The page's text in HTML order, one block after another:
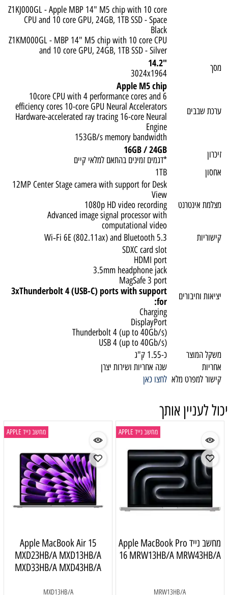
Z1KJ000GL - Apple MBP 14" M5 chip with 10 core
CPU and 10 core GPU, 24GB, 1TB SSD - Space
Black
Z1KM000GL - MBP 14" M5 chip with 10 core CPU
and 10 core GPU, 24GB, 1TB SSD - Silver
מסך
"14.2
3024x1964
ערכת שבבים
Apple M5 chip
10core CPU with 4 performance cores and 6
efficiency cores 10-core GPU Neural Accelerators
Hardware-accelerated ray tracing 16-core Neural
Engine
153GB/s memory bandwidth
זיכרון
16GB / 24GB
*דגמים זמינים בהתאם למלאי קיים
אחסון
1TB
מצלמת אינטרנט
12MP Center Stage camera with support for Desk
View
1080p HD video recording
Advanced image signal processor with
computational video
קישוריות
Wi‑Fi 6E (802.11ax) and Bluetooth 5.3
יציאות וחיבורים
SDXC card slot
HDMI port
3.5mm headphone jack
MagSafe 3 port
3xThunderbolt 4 (USB-C) ports with support
for:
Charging
DisplayPort
Thunderbolt 4 (up to 40Gb/s)
USB 4 (up to 40Gb/s)
משקל המוצר
כ-1.55 ק"ג
אחריות
שנה אחריות ושירות יצרן
קישור למפרט מלא לחצו כאן
יכול לעניין אותך
מחשב נייד APPLE
מחשב נייד Apple MacBook Pro
16 MRW13HB/A MRW43HB/A
MRW13HB/A
מחשב נייד APPLE
Apple MacBook Air 15
MXD23HB/A MXD13HB/A
MXD33HB/A MXD43HB/A
MXD13HB/A